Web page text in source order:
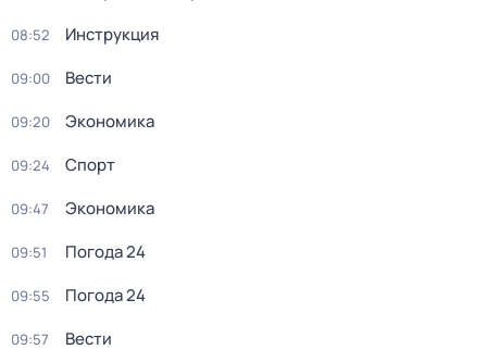
08:52 Инструкция
09:00 Вести
09:20 Экономика
09:24 Спорт
09:47 Экономика
09:51 Погода 24
09:55 Погода 24
09:57 Вести